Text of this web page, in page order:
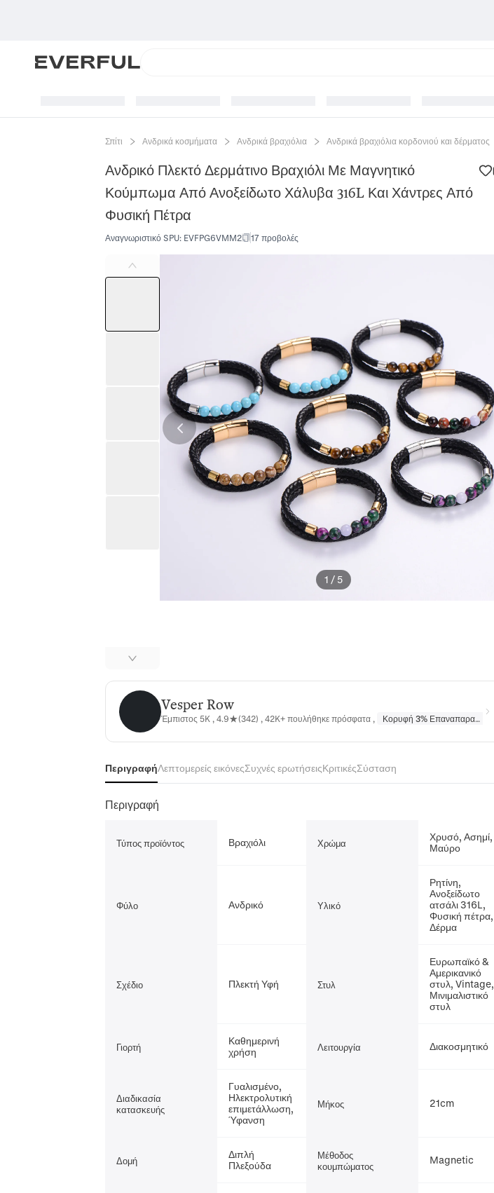
Σπίτι Ανδρικά κοσμήματα Ανδρικά βραχιόλια Ανδρικά βραχιόλια κορδονιού και δέρματος
Ανδρικό Πλεκτό Δερμάτινο Βραχιόλι Με Μαγνητικό
Κούμπωμα Από Ανοξείδωτο Χάλυβα 316L Και Χάντρες Από
Φυσική Πέτρα
Αναγνωριστικό SPU: EVFPG6VMM2 17 προβολές
1 / 5
Vesper RowVesper Row
Έμπιστος 5K , 4.9★(342) , 42K+ πουλήθηκε πρόσφατα , Κορυφή 3% Επαναπαραγγέλθηκε
ΠεριγραφήΛεπτομερείς εικόνεςΣυχνές ερωτήσειςΚριτικέςΣύσταση
Περιγραφή
Τύπος προϊόντος Βραχιόλι Χρώμα
Χρυσό, Ασημί,
Μαύρο
Φύλο Ανδρικό Υλικό
Ρητίνη,
Ανοξείδωτο
ατσάλι 316L,
Φυσική πέτρα,
Δέρμα
Σχέδιο Πλεκτή Υφή Στυλ
Ευρωπαϊκό &
Αμερικανικό
στυλ, Vintage,
Μινιμαλιστικό
στυλ
Γιορτή
Καθημερινή
χρήση
Λειτουργία Διακοσμητικό
Διαδικασία
κατασκευής
Γυαλισμένο,
Ηλεκτρολυτική
επιμετάλλωση,
Ύφανση
Μήκος 21cm
Δομή
Διπλή
Πλεξούδα
Μέθοδος
κουμπώματος
Magnetic